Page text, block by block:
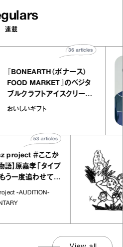
連載
『BONEARTH（ボナース）
FOOD MARKET』のベジタ
ブルクラフトアイスクリーム
｜真野知子の「おいしいギフ
おいしいギフト
36articles
＃ここか
】原嘉孝「タイプ
一度追わせてく
-AUDITION-
articles